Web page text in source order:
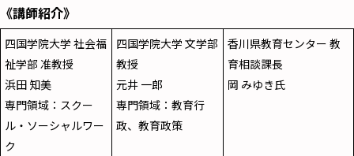
《講師紹介》
四国学院大学 社会福
祉学部 准教授
浜田 知美
専門領域：スクー
ル・ソーシャルワー
ク
四国学院大学 文学部
教授
元井 一郎
専門領域：教育行
政、教育政策
香川県教育センター 教
育相談課長
岡 みゆき氏